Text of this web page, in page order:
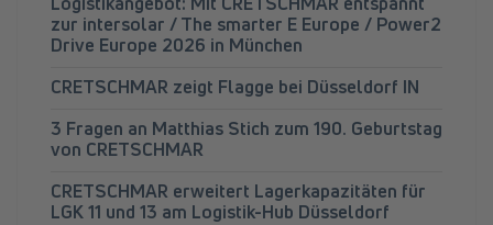
zur intersolar / The smarter E Europe / Power2
Drive Europe 2026 in München
CRETSCHMAR zeigt Flagge bei Düsseldorf IN
3 Fragen an Matthias Stich zum 190. Geburtstag
von CRETSCHMAR
CRETSCHMAR erweitert Lagerkapazitäten für
LGK 11 und 13 am Logistik-Hub Düsseldorf